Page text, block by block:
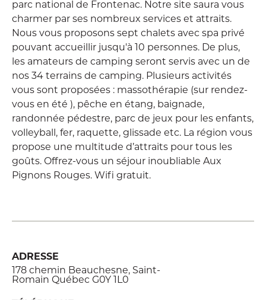
parc national de Frontenac. Notre site saura vous
charmer par ses nombreux services et attraits.
Nous vous proposons sept chalets avec spa privé
pouvant accueillir jusqu'à 10 personnes. De plus,
les amateurs de camping seront servis avec un de
nos 34 terrains de camping. Plusieurs activités
vous sont proposées : massothérapie (sur rendez-
vous en été ), pêche en étang, baignade,
randonnée pédestre, parc de jeux pour les enfants,
volleyball, fer, raquette, glissade etc. La région vous
propose une multitude d’attraits pour tous les
goûts. Offrez-vous un séjour inoubliable Aux
Pignons Rouges. Wifi gratuit.
ADRESSE
178 chemin Beauchesne, Saint-
Romain Québec G0Y 1L0